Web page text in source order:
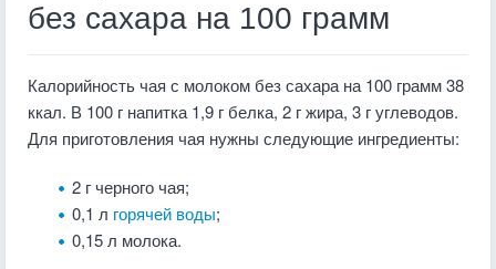
без сахара на 100 грамм
Калорийность чая с молоком без сахара на 100 грамм 38
ккал. В 100 г напитка 1,9 г белка, 2 г жира, 3 г углеводов.
Для приготовления чая нужны следующие ингредиенты:
2 г черного чая;
0,1 л горячей воды;
0,15 л молока.